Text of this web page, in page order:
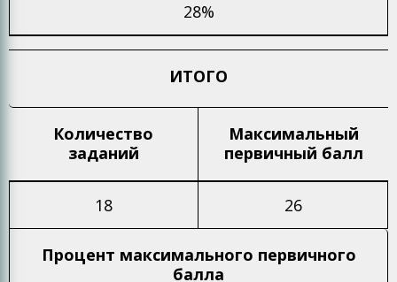
28%
ИТОГО
Количество
заданий
Максимальный
первичный балл
18 26
Процент максимального первичного
балла